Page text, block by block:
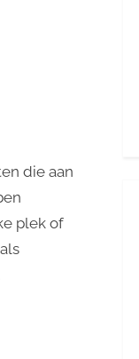
die aan
plek of